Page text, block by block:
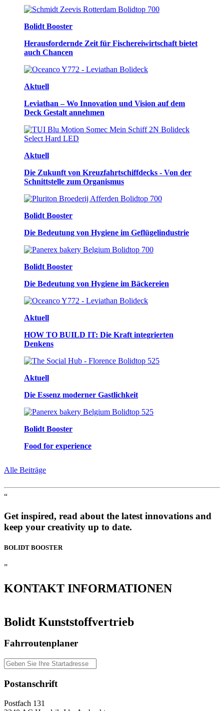
Bolidt Booster
Herausfordernde Zeit für Fischereiwirtschaft bietet
auch Chancen
Aktuell
Leviathan – Wo Innovation und Vision auf dem
Deck Gestalt annehmen
Aktuell
Die Zukunft von Kreuzfahrtschiffdecks - Von der
Schnittstelle zum Organismus
Bolidt Booster
Die Bedeutung von Hygiene im Geflügelindustrie
Bolidt Booster
Die Bedeutung von Hygiene im Bäckereien
Aktuell
HOW TO BUILD IT: Die Kraft integrierten
Denkens
Aktuell
Die Essenz moderner Gastlichkeit
Bolidt Booster
Food for experience
Alle Beiträge
“
Get inspired, read about the latest innovations and
keep your creativity up to date.
BOLIDT BOOSTER
”
KONTAKT INFORMATIONEN
Bolidt Kunststoffvertrieb
Fahrroutenplaner
Postanschrift
Postfach 131